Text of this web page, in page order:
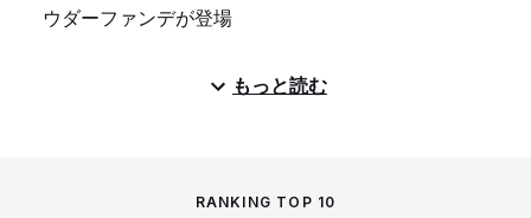
ウダーファンデが登場
もっと読む
RANKING TOP 10